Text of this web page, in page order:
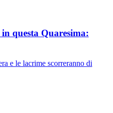
questa Quaresima:
e le lacrime scorreranno di